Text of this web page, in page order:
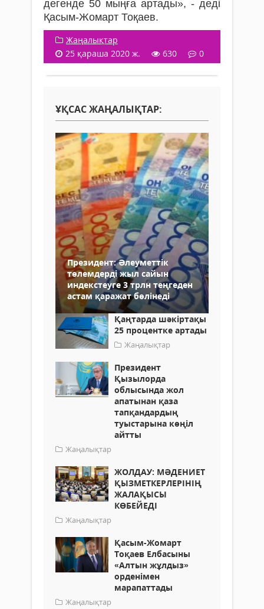
дегенде 50 мыңға артады», - деді
Қасым-Жомарт Тоқаев.
Жаңалықтар
25 қараша 2020 ж.
630 0
ҰҚСАС ЖАҢАЛЫҚТАР:
Президент: Әлеуметтік
төлемдерді жыл сайын
индекстеуге 3 трлн теңгеден
астам қаражат бөлінеді
Қаңтарда шәкіртақы
25 процентке артады
Жаңалықтар
Президент
Қызылорда
облысында жол
апатынан қаза
тапқандардың
туыстарына көңіл
айтты
Жаңалықтар
ЖОЛДАУ: МӘДЕНИЕТ
ҚЫЗМЕТКЕРЛЕРІНІҢ
ЖАЛАҚЫСЫ
КӨБЕЙЕДІ
Жаңалықтар
Қасым-Жомарт
Тоқаев Елбасыны
«Алтын жұлдыз»
орденімен
марапаттады
Жаңалықтар